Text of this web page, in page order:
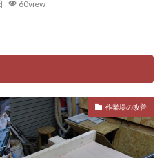
60view
作業場の改善